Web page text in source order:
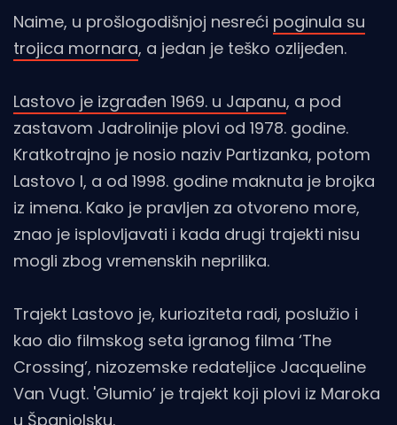
Naime, u prošlogodišnjoj nesreći poginula su
trojica mornara, a jedan je teško ozlijeđen.
Lastovo je izgrađen 1969. u Japanu, a pod
zastavom Jadrolinije plovi od 1978. godine.
Kratkotrajno je nosio naziv Partizanka, potom
Lastovo I, a od 1998. godine maknuta je brojka
iz imena. Kako je pravljen za otvoreno more,
znao je isplovljavati i kada drugi trajekti nisu
mogli zbog vremenskih neprilika.
Trajekt Lastovo je, kurioziteta radi, poslužio i
kao dio filmskog seta igranog filma ‘The
Crossing’, nizozemske redateljice Jacqueline
Van Vugt. 'Glumio’ je trajekt koji plovi iz Maroka
u Španjolsku.